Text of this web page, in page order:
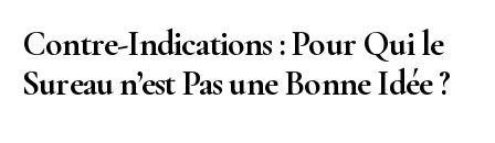
Contre-Indications : Pour Qui le
Sureau n’est Pas une Bonne Idée ?